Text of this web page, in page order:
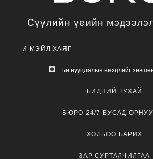
Сүүлийн үеийн
Би нууцлалын нөхцлийг
БИДНИЙ ТУХАЙ
БЮРО 24/7 БУСАД
ХОЛБОО БАРИХ
ЗАР СУРТАЛЧИЛГАА